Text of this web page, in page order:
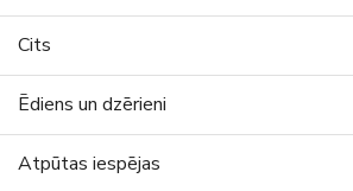
Cits
Ēdiens un dzērieni
Atpūtas iespējas